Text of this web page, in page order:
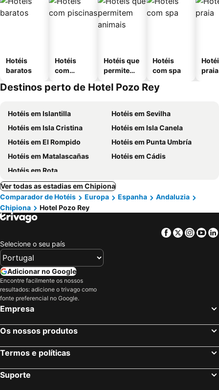
Hotéis
baratos
Hotéis
com
Hotéis que
permitem
Hotéis
com spa
praia
Destinos perto de Hotel Pozo Rey
Hotéis em Islantilla
Hotéis em Sevilha
Hotéis em Isla Cristina
Hotéis em Isla Canela
Hotéis em El Rompido
Hotéis em Punta Umbría
Hotéis em Matalascañas
Hotéis em Cádis
Hotéis em Rota
Ver todas as estadias em Chipiona
Comparador de Hotéis
Europa Espanha
Andaluzia
Chipiona
Hotel Pozo Rey
Facebook
Twitter
Selecione o seu país
Adicionar no Google
Encontre facilmente os nossos
resultados: adicione o trivago como
fonte preferencial no Google.
Empresa
Os nossos produtos
Termos e políticas
Suporte